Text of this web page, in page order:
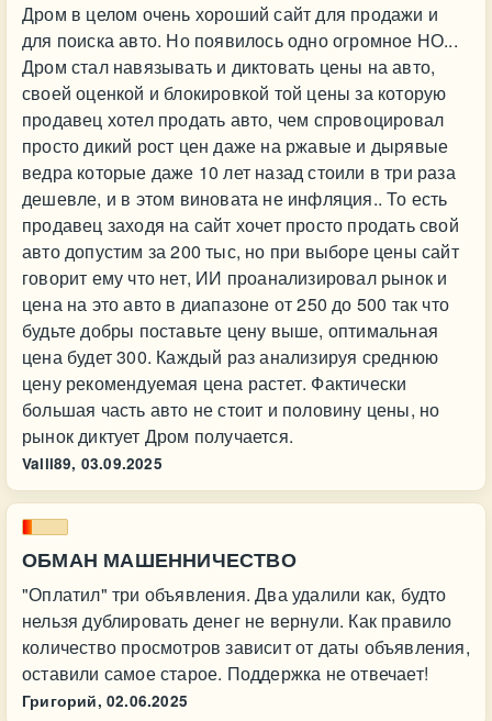
Дром в целом очень хороший сайт для продажи и
для поиска авто. Но появилось одно огромное НО...
Дром стал навязывать и диктовать цены на авто,
своей оценкой и блокировкой той цены за которую
продавец хотел продать авто, чем спровоцировал
просто дикий рост цен даже на ржавые и дырявые
ведра которые даже 10 лет назад стоили в три раза
дешевле, и в этом виновата не инфляция.. То есть
продавец заходя на сайт хочет просто продать свой
авто допустим за 200 тыс, но при выборе цены сайт
говорит ему что нет, ИИ проанализировал рынок и
цена на это авто в диапазоне от 250 до 500 так что
будьте добры поставьте цену выше, оптимальная
цена будет 300. Каждый раз анализируя среднюю
цену рекомендуемая цена растет. Фактически
большая часть авто не стоит и половину цены, но
рынок диктует Дром получается.
Valli89, 03.09.2025
ОБМАН МАШЕННИЧЕСТВО
"Оплатил" три объявления. Два удалили как, будто
нельзя дублировать денег не вернули. Как правило
количество просмотров зависит от даты объявления,
оставили самое старое. Поддержка не отвечает!
Григорий, 02.06.2025